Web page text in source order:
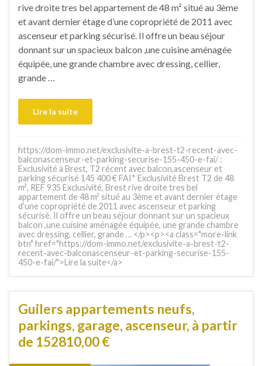
rive droite tres bel appartement de 48 m² situé au 3ème
et avant dernier étage d’une copropriété de 2011 avec
ascenseur et parking sécurisé. Il offre un beau séjour
donnant sur un spacieux balcon ,une cuisine aménagée
équipée, une grande chambre avec dressing, cellier,
grande …
Lire la suite
https://dom-immo.net/exclusivite-a-brest-t2-recent-avec-
balconascenseur-et-parking-securise-155-450-e-fai/ :
Exclusivité à Brest, T2 récent avec balcon,ascenseur et
parking sécurisé 145 400 € FAI* Exclusivité Brest T2 de 48
m², REF 935 Exclusivité, Brest rive droite tres bel
appartement de 48 m² situé au 3ème et avant dernier étage
d’une copropriété de 2011 avec ascenseur et parking
sécurisé. Il offre un beau séjour donnant sur un spacieux
balcon ,une cuisine aménagée équipée, une grande chambre
avec dressing, cellier, grande … </p><p><a class="more-link
btn" href="https://dom-immo.net/exclusivite-a-brest-t2-
recent-avec-balconascenseur-et-parking-securise-155-
450-e-fai/">Lire la suite</a>
Guilers appartements neufs,
parkings, garage, ascenseur, à partir
de 152810,00 €